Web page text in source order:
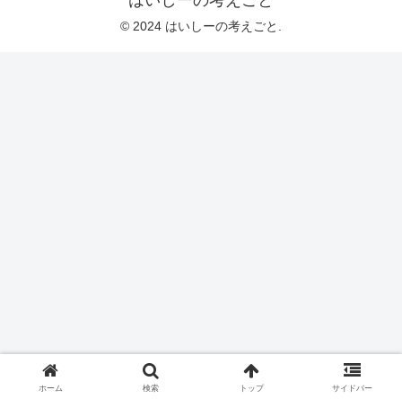
© 2024 はいしーの考えごと.
ホーム 検索 トップ サイドバー